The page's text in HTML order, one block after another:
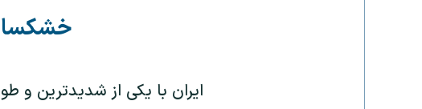
ایران با یکی از شدیدترین